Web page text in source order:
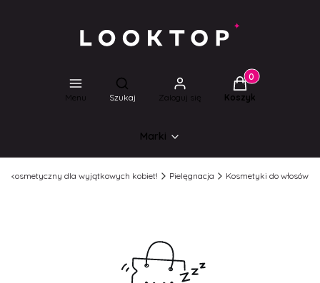
Menu
Otwórz wyszukiwarkę
Szukaj Zaloguj się
Produkty w
Koszyk
Marki
kosmetyczny dla wyjątkowych kobiet! Pielęgnacja Kosmetyki do włosów